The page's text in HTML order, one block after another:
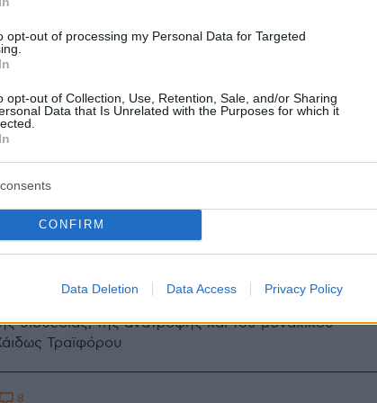
opt-out of processing my Personal Data for Targeted
opt-out of Collection, Use, Retention, Sale, and/or Sharing
Data that Is Unrelated with the Purposes for which it
CONFIRM
Data Deletion Data Access Privacy Policy
η ηθοποιός Μαρία Βούλγαρη
με τον αδερφό της Σοφίας Βέμπο, Ανδρέα
ζωή της άγνωστης κόρης της
Βέμπο
υιοθεσίας, της ανατροφής και του μοναχικού
Τραϊφόρου
8